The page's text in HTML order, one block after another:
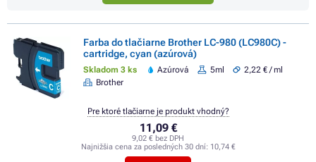
Farba do tlačiarne Brother LC-980 (LC980C) -
cartridge, cyan (azúrová)
Skladom 3 ks Azúrová 5ml
2,22 € / ml
Brother
11,09 €
9,02 € bez DPH
Najnižšia cena za posledných 30 dní: 10,74 €
Pre ktoré tlačiarne je produkt vhodný?